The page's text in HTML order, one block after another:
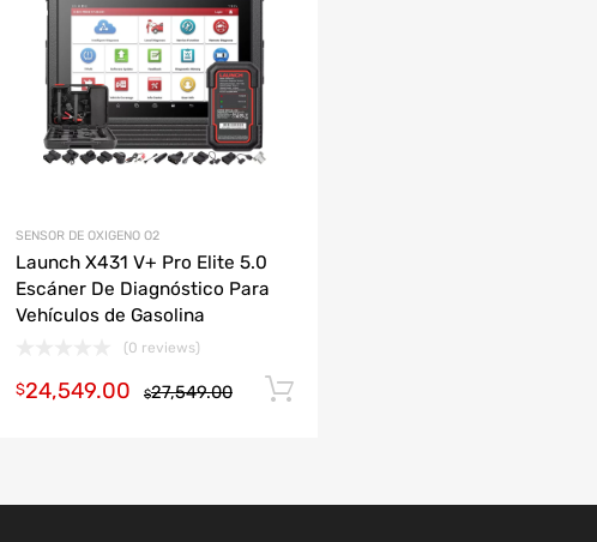
ABARTH AUDI CHEVROLETDODGE
SENSOR DE OXIGENO O2
Launch X431 V+ Pro Elite 5.0
Escáner De Diagnóstico Para
Vehículos de Gasolina
(0 reviews)
$27,549.00
$24,549.00